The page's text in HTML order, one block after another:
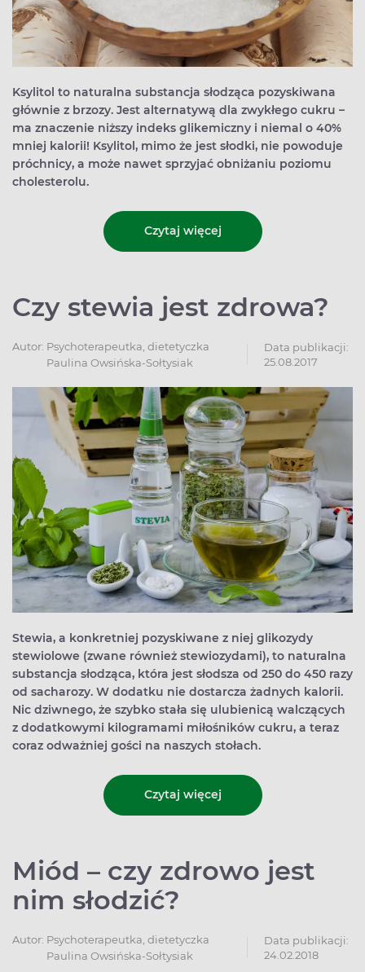
Ksylitol to naturalna substancja słodząca pozyskiwana
głównie z brzozy. Jest alternatywą dla zwykłego cukru –
ma znaczenie niższy indeks glikemiczny i niemal o 40%
mniej kalorii! Ksylitol, mimo że jest słodki, nie powoduje
próchnicy, a może nawet sprzyjać obniżaniu poziomu
cholesterolu.
Czytaj więcej
Czy stewia jest zdrowa?
Autor: Psychoterapeutka, dietetyczka
Paulina Owsińska-Sołtysiak
Data publikacji:
25.08.2017
Stewia, a konkretniej pozyskiwane z niej glikozydy
stewiolowe (zwane również stewiozydami), to naturalna
substancja słodząca, która jest słodsza od 250 do 450 razy
od sacharozy. W dodatku nie dostarcza żadnych kalorii.
Nic dziwnego, że szybko stała się ulubienicą walczących
z dodatkowymi kilogramami miłośników cukru, a teraz
coraz odważniej gości na naszych stołach.
Czytaj więcej
Miód – czy zdrowo jest
nim słodzić?
Autor: Psychoterapeutka, dietetyczka
Paulina Owsińska-Sołtysiak
Data publikacji:
24.02.2018